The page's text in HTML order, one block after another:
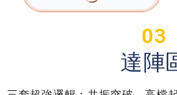
03
達陣